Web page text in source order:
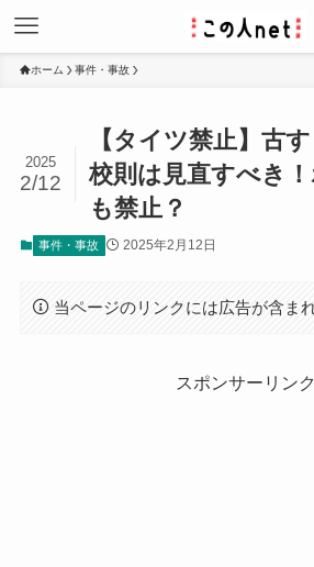
ホーム 事件・事故
【タイツ禁止】古
校則は見直すべき
も禁止？
2025
2/12
事件・事故 2025年2月12日
当ページのリンクには広告が含ま
スポンサーリンク